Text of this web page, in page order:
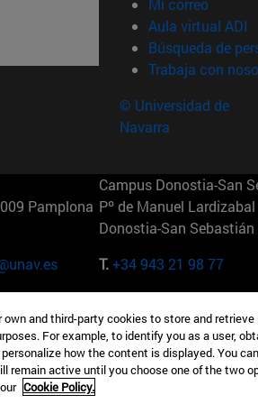
Mi correo
Aula virtual ADI
Búsqueda de
Trabaja con
© Universidad de
Navarra
Pamplona
Campus Donostia-San
Pº de Manuel
Donostia-San Sebastián
T.+34 943 21 98 77
28023
165 W 57th St 10019-
EE.UU
T.+1 646 346 8850
and third-party cookies to store and
For example, to identify you as a user,
how the content is displayed. You
remain active until you choose one of the two
Cookie Policy.